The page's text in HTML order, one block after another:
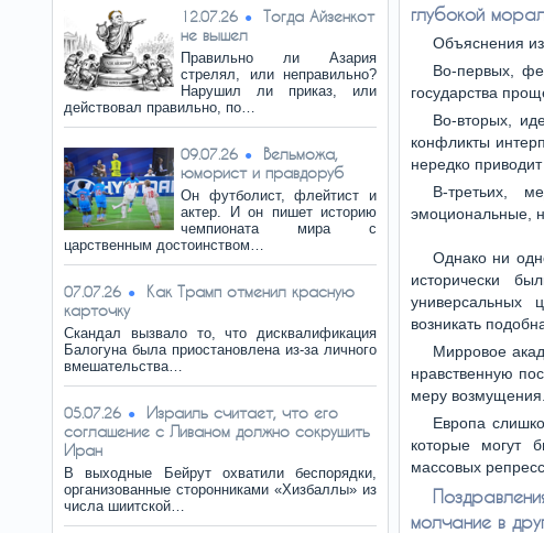
12.07.26
Тогда Айзенкот
не вышел
Правильно ли Азария
стрелял, или неправильно?
Нарушил ли приказ, или
действовал правильно, по…
09.07.26
Вельможа,
юморист и правдоруб
Он футболист, флейтист и
актер. И он пишет историю
чемпионата мира с
царственным достоинством…
07.07.26
Как Трамп отменил красную
карточку
Скандал вызвало то, что дисквалификация
Балогуна была приостановлена из-за личного
вмешательства…
05.07.26
Израиль считает, что его
соглашение с Ливаном должно сокрушить
Иран
В выходные Бейрут охватили беспорядки,
организованные сторонниками «Хизбаллы» из
числа шиитской…
глубокой
Объяснения
Во-первых,
государства
Во-вторых,
конфликты
нередко
В-третьих,
эмоциональные,
Однако ни
исторически
универсальных
возникать
Мирровое
нравственную
меру возмущения.
Европа
которые могут
массовых
молчание в